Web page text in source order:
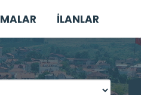
İLANLAR